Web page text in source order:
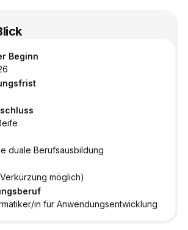
Beginn
duale Berufsausbildung
möglich)
in für Anwendungsentwicklung